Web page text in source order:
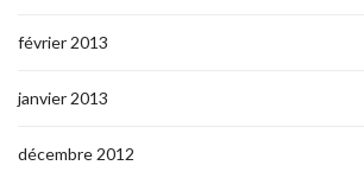
février 2013
janvier 2013
décembre 2012